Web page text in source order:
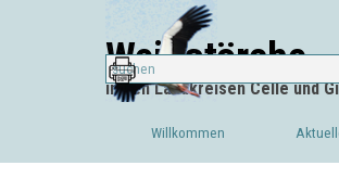
Weißstörche
in den Landkreisen Celle und
Willkommen